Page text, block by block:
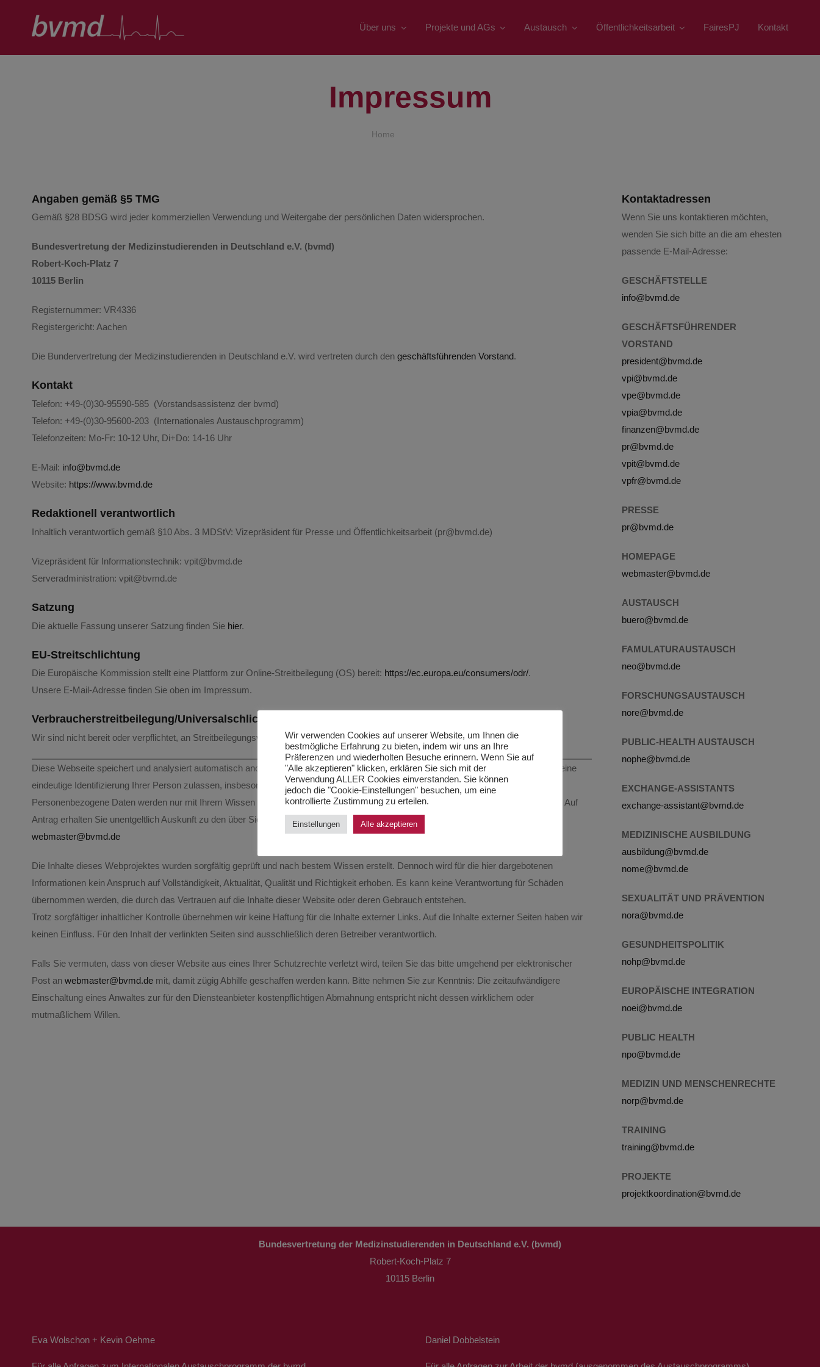
Über uns Projekte und AGs Austausch Öffentlichkeitsarbeit FairesPJ Kontakt
Impressum
Home
Angaben gemäß §5 TMG
Gemäß §28 BDSG wird jeder kommerziellen Verwendung und Weitergabe der persönlichen Daten widersprochen.
Bundesvertretung der Medizinstudierenden in Deutschland e.V. (bvmd)
Robert-Koch-Platz 7
10115 Berlin
Registernummer: VR4336
Registergericht: Aachen
Die Bundervertretung der Medizinstudierenden in Deutschland e.V. wird vertreten durch den geschäftsführenden Vorstand.
Kontakt
Telefon: +49-(0)30-95590-585 (Vorstandsassistenz der bvmd)
Telefon: +49-(0)30-95600-203 (Internationales Austauschprogramm)
Telefonzeiten: Mo-Fr: 10-12 Uhr, Di+Do: 14-16 Uhr
E-Mail: info@bvmd.de
Website: https://www.bvmd.de
Redaktionell verantwortlich
Inhaltlich verantwortlich gemäß §10 Abs. 3 MDStV: Vizepräsident für Presse und Öffentlichkeitsarbeit (pr@bvmd.de)
Vizepräsident für Informationstechnik: vpit@bvmd.de
Serveradministration: vpit@bvmd.de
Satzung
Die aktuelle Fassung unserer Satzung finden Sie hier.
EU-Streitschlichtung
Die Europäische Kommission stellt eine Plattform zur Online-Streitbeilegung (OS) bereit: https://ec.europa.eu/consumers/odr/.
Unsere E-Mail-Adresse finden Sie oben im Impressum.
Verbraucher­streit­beilegung/Universal­schlichtungs­stelle
Wir sind nicht bereit oder verpflichtet, an Streitbeilegungsverfahren vor einer Verbraucherschlichtungsstelle teilzunehmen.
Diese Webseite speichert und analysiert automatisch anonymisierte Besucherstatistiken. Dabei werden keine Daten gespeichert, die eine
eindeutige Identifizierung Ihrer Person zulassen, insbesondere wird dabei nicht Ihre vollständige IP-Adresse gespeichert.
Personenbezogene Daten werden nur mit Ihrem Wissen und Ihrer Einwilligung, etwa beim Ausfüllen von Anmeldeformularen, erhoben. Auf
Antrag erhalten Sie unentgeltlich Auskunft zu den über Sie gespeicherten personenbezogenen Daten. Wenden Sie sich dazu bitte an:
webmaster@bvmd.de
Die Inhalte dieses Webprojektes wurden sorgfältig geprüft und nach bestem Wissen erstellt. Dennoch wird für die hier dargebotenen
Informationen kein Anspruch auf Vollständigkeit, Aktualität, Qualität und Richtigkeit erhoben. Es kann keine Verantwortung für Schäden
übernommen werden, die durch das Vertrauen auf die Inhalte dieser Website oder deren Gebrauch entstehen.
Trotz sorgfältiger inhaltlicher Kontrolle übernehmen wir keine Haftung für die Inhalte externer Links. Auf die Inhalte externer Seiten haben wir
keinen Einfluss. Für den Inhalt der verlinkten Seiten sind ausschließlich deren Betreiber verantwortlich.
Falls Sie vermuten, dass von dieser Website aus eines Ihrer Schutzrechte verletzt wird, teilen Sie das bitte umgehend per elektronischer
Post an webmaster@bvmd.demit, damit zügig Abhilfe geschaffen werden kann. Bitte nehmen Sie zur Kenntnis: Die zeitaufwändigere
Einschaltung eines Anwaltes zur für den Diensteanbieter kostenpflichtigen Abmahnung entspricht nicht dessen wirklichem oder
mutmaßlichem Willen.
Kontaktadressen
Wenn Sie uns kontaktieren möchten,
wenden Sie sich bitte an die am ehesten
passende E-Mail-Adresse:
GESCHÄFTSTELLE
info@bvmd.de
GESCHÄFTSFÜHRENDER
VORSTAND
president@bvmd.de
vpi@bvmd.de
vpe@bvmd.de
vpia@bvmd.de
finanzen@bvmd.de
pr@bvmd.de
vpit@bvmd.de
vpfr@bvmd.de
PRESSE
pr@bvmd.de
HOMEPAGE
webmaster@bvmd.de
AUSTAUSCH
buero@bvmd.de
FAMULATURAUSTAUSCH
neo@bvmd.de
FORSCHUNGSAUSTAUSCH
nore@bvmd.de
PUBLIC-HEALTH AUSTAUSCH
nophe@bvmd.de
EXCHANGE-ASSISTANTS
exchange-assistant@bvmd.de
MEDIZINISCHE AUSBILDUNG
ausbildung@bvmd.de
nome@bvmd.de
SEXUALITÄT UND PRÄVENTION
nora@bvmd.de
GESUNDHEITSPOLITIK
nohp@bvmd.de
EUROPÄISCHE INTEGRATION
noei@bvmd.de
PUBLIC HEALTH
npo@bvmd.de
MEDIZIN UND MENSCHENRECHTE
norp@bvmd.de
TRAINING
training@bvmd.de
PROJEKTE
projektkoordination@bvmd.de
Bundesvertretung der Medizinstudierenden in Deutschland e.V. (bvmd)
Robert-Koch-Platz 7
10115 Berlin
Eva Wolschon + Kevin Oehme Daniel Dobbelstein
Wir verwenden Cookies auf unserer Website, um Ihnen die
bestmögliche Erfahrung zu bieten, indem wir uns an Ihre
Präferenzen und wiederholten Besuche erinnern. Wenn Sie auf
"Alle akzeptieren" klicken, erklären Sie sich mit der
Verwendung ALLER Cookies einverstanden. Sie können
jedoch die "Cookie-Einstellungen" besuchen, um eine
kontrollierte Zustimmung zu erteilen.
Einstellungen Alle akzeptieren